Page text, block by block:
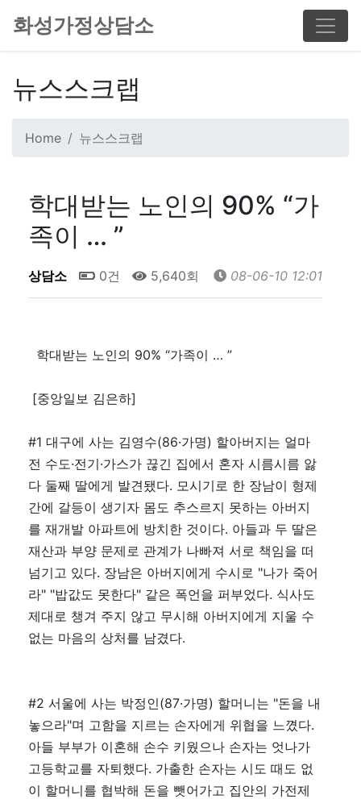
화성가정상담소
뉴스스크랩
Home 뉴스스크랩
학대받는 노인의 90% “가
족이 … ”
상담소 0건 5,640회 08-06-10 12:01
학대받는 노인의 90% “가족이 … ”
[중앙일보 김은하]
#1 대구에 사는 김영수(86·가명) 할아버지는 얼마
전 수도·전기·가스가 끊긴 집에서 혼자 시름시름 앓
다 둘째 딸에게 발견됐다. 모시기로 한 장남이 형제
간에 갈등이 생기자 몸도 추스르지 못하는 아버지
를 재개발 아파트에 방치한 것이다. 아들과 두 딸은
재산과 부양 문제로 관계가 나빠져 서로 책임을 떠
넘기고 있다. 장남은 아버지에게 수시로 "나가 죽어
라" "밥값도 못한다" 같은 폭언을 퍼부었다. 식사도
제대로 챙겨 주지 않고 무시해 아버지에게 지울 수
없는 마음의 상처를 남겼다.
#2 서울에 사는 박정인(87·가명) 할머니는 "돈을 내
놓으라"며 고함을 지르는 손자에게 위협을 느꼈다.
아들 부부가 이혼해 손수 키웠으나 손자는 엇나가
고등학교를 자퇴했다. 가출한 손자는 시도 때도 없
이 할머니를 협박해 돈을 뺏어가고 집안의 가전제